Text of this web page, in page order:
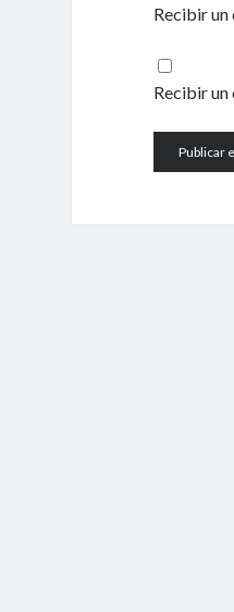
Recibir
Recibir un